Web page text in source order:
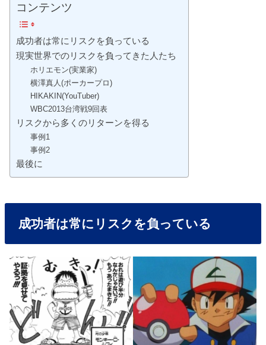
コンテンツ
成功者は常にリスクを負っている
現実世界でのリスクを負ってきた人たち
ホリエモン(実業家)
横澤真人(ポーカープロ)
HIKAKIN(YouTuber)
WBC2013台湾戦9回表
リスクから多くのリターンを得る
事例1
事例2
最後に
成功者は常にリスクを負っている